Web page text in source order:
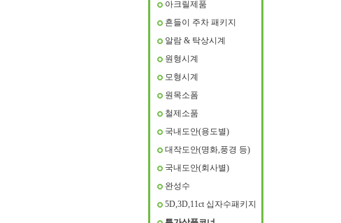
아크릴제품
흔들이 주차 패키지
알람 & 탁상시계
원형시계
모형시계
원목소폼
철제소품
국내도안(용도별)
대작도안(명화,풍경 등)
국내도안(회사별)
완성수
5D,3D,11ct 십자수패키지